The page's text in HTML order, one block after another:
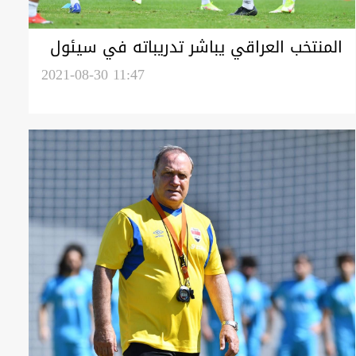
المنتخب العراقي يباشر تدريباته في سيئول
استعداداً لمواجهة كوريا الجنوبية2021-08-30 11:47